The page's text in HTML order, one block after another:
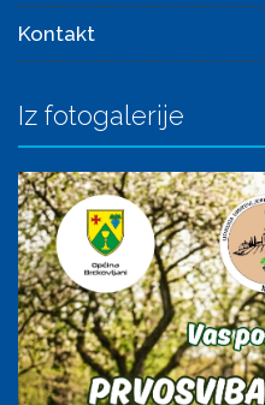
Kontakt
Iz fotogalerije